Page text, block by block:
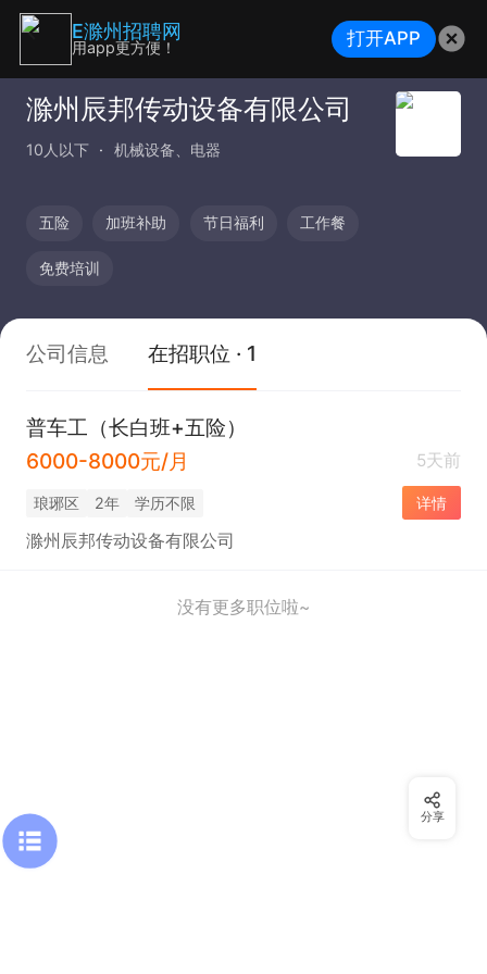
滁州辰邦传动设备有限公司
10人以下 机械设备、电器
五险 加班补助 节日福利 工作餐
免费培训
公司信息 在招职位 · 1
普车工（长白班+五险）
6000-8000元/月
5天前
琅琊区 2年 学历不限 详情
滁州辰邦传动设备有限公司
没有更多职位啦~
分享
E滁州招聘网
用app更方便！ 打开APP